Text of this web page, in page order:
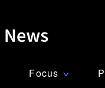
Focus ∨